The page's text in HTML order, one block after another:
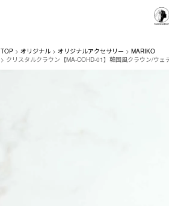
TOP オリジナル オリジナルアクセサリー
MARIKO
クリスタルクラウン【MA-COHD-01】韓国風クラウン/ウェ